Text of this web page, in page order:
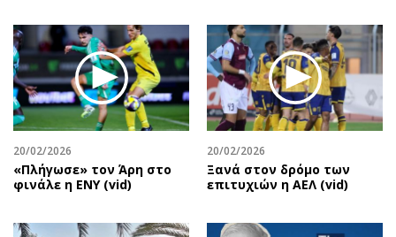
20/02/2026
«Πλήγωσε» τον Άρη στο
φινάλε η ΕΝΥ (vid)
20/02/2026
Ξανά στον δρόμο των
επιτυχιών η ΑΕΛ (vid)